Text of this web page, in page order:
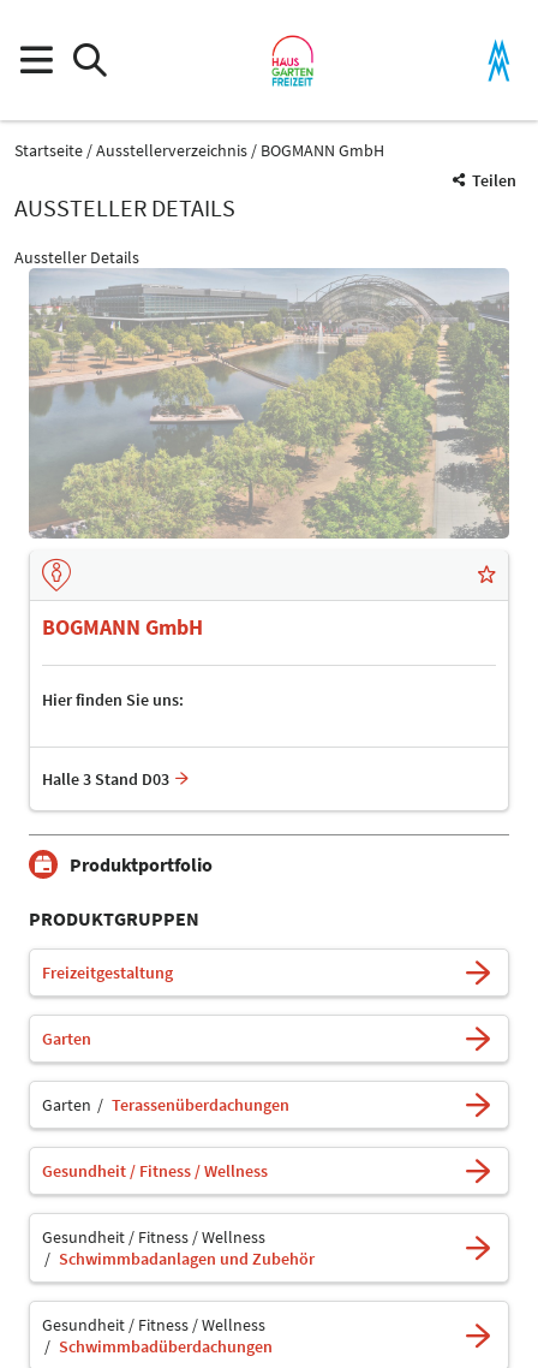
Startseite Ausstellerverzeichnis
BOGMANN GmbH
Teilen
AUSSTELLER DETAILS
Aussteller Details
BOGMANN GmbH
Hier finden Sie uns:
Halle 3 Stand D03
Produktportfolio
PRODUKTGRUPPEN
Freizeitgestaltung
Garten
Garten Terassenüberdachungen
Gesundheit / Fitness / Wellness
Gesundheit / Fitness / Wellness
Schwimmbadanlagen und Zubehör
Gesundheit / Fitness / Wellness
Schwimmbadüberdachungen